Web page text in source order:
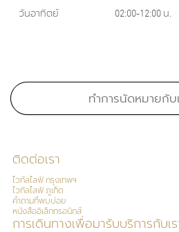
วันอาทิตย์ 02:00-12:00 น.
คณะแพทยศาสตร์ศิริราชพยาบาล มหาวิทยา
Master of Science in Clinical
John’s Institute of Dermatology, King’s
ทำการนัดหมายกับ
ติดต่อเรา
ไวทัลไลฟ์ กรุงเทพฯ
ไวทัลไลฟ์ ภูเก็ต
คำถามที่พบบ่อย
หนังสืออิเล็กทรอนิกส์
การเดินทางเพื่อมารับบริการกับเร